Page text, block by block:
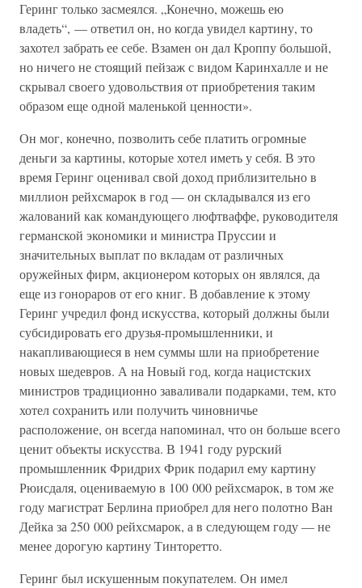
Геринг только засмеялся. „Конечно, можешь ею
владеть“, — ответил он, но когда увидел картину, то
захотел забрать ее себе. Взамен он дал Кроппу большой,
но ничего не стоящий пейзаж с видом Каринхалле и не
скрывал своего удовольствия от приобретения таким
образом еще одной маленькой ценности».
Он мог, конечно, позволить себе платить огромные
деньги за картины, которые хотел иметь у себя. В это
время Геринг оценивал свой доход приблизительно в
миллион рейхсмарок в год — он складывался из его
жалований как командующего люфтваффе, руководителя
германской экономики и министра Пруссии и
значительных выплат по вкладам от различных
оружейных фирм, акционером которых он являлся, да
еще из гонораров от его книг. В добавление к этому
Геринг учредил фонд искусства, который должны были
субсидировать его друзья-промышленники, и
накапливающиеся в нем суммы шли на приобретение
новых шедевров. А на Новый год, когда нацистских
министров традиционно заваливали подарками, тем, кто
хотел сохранить или получить чиновничье
расположение, он всегда напоминал, что он больше всего
ценит объекты искусства. В 1941 году рурский
промышленник Фридрих Фрик подарил ему картину
Рюисдаля, оцениваемую в 100 000 рейхсмарок, в том же
году магистрат Берлина приобрел для него полотно Ван
Дейка за 250 000 рейхсмарок, а в следующем году — не
менее дорогую картину Тинторетто.
Геринг был искушенным покупателем. Он имел